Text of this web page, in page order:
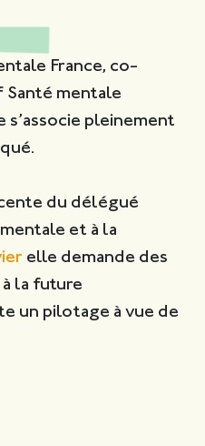
France, co-
mentale
s’associe pleinement
du délégué
et à la
elle demande des
la future
un pilotage à vue de